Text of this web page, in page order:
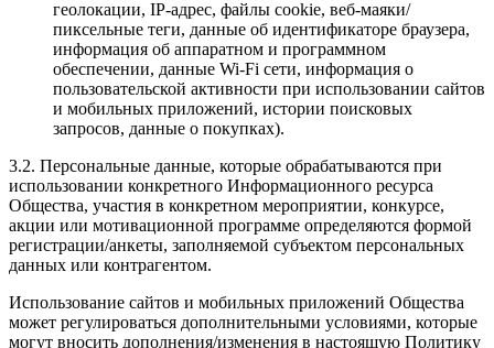
геолокации, IP-адрес, файлы cookie, веб-маяки/
пиксельные теги, данные об идентификаторе браузера,
информация об аппаратном и программном
обеспечении, данные Wi-Fi сети, информация о
пользовательской активности при использовании сайтов
и мобильных приложений, истории поисковых
запросов, данные о покупках).
3.2. Персональные данные, которые обрабатываются при
использовании конкретного Информационного ресурса
Общества, участия в конкретном мероприятии, конкурсе,
акции или мотивационной программе определяются формой
регистрации/анкеты, заполняемой субъектом персональных
данных или контрагентом.
Использование сайтов и мобильных приложений Общества
может регулироваться дополнительными условиями, которые
могут вносить дополнения/изменения в настоящую Политику